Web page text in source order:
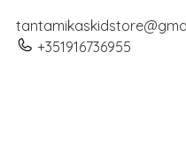
+351916736955